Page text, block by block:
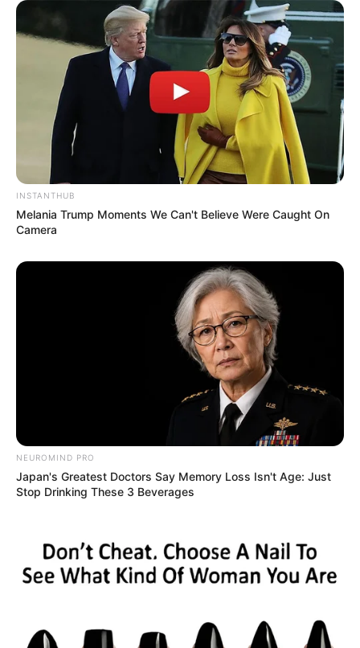
(foto: instagram/farahdibaferreira)
Mirror mirror on the wall, siapa perempuan paling cantik?
(foto: instagram/farahdibaferreira)
INSTANTHUB
Melania Trump Moments We Can't Believe Were Caught On
Camera
NEUROMIND PRO
Japan's Greatest Doctors Say Memory Loss Isn't Age: Just
Stop Drinking These 3 Beverages